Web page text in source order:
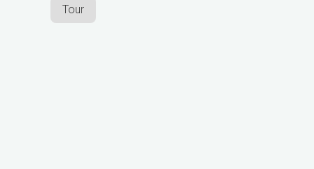
Tour